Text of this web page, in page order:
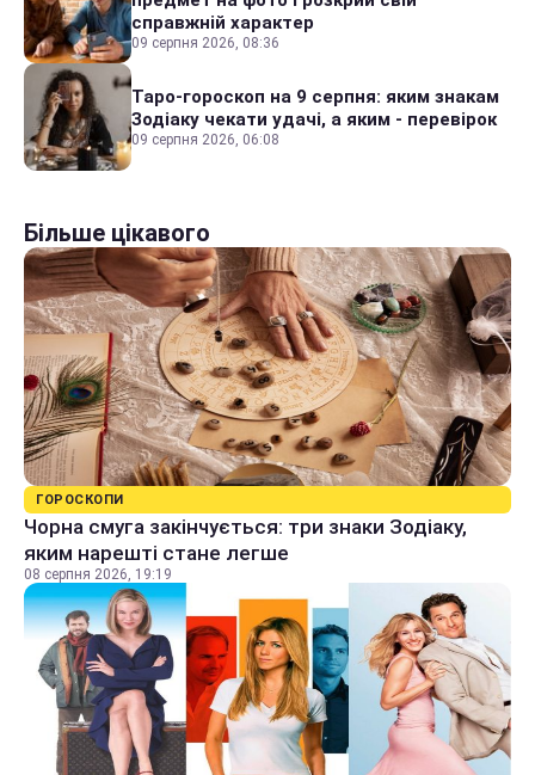
справжній характер
09 серпня 2026, 08:36
Таро-гороскоп на 9 серпня: яким знакам
Зодіаку чекати удачі, а яким - перевірок
09 серпня 2026, 06:08
Більше цікавого
ГОРОСКОПИ
Чорна смуга закінчується: три знаки Зодіаку,
яким нарешті стане легше
08 серпня 2026, 19:19